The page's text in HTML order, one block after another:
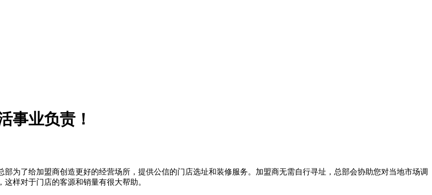
事业负责！
部为了给加盟商创造更好的经营场所，提供公信的门店选址和装修服务。加盟商无需自行寻址，总部会协助您对当地市场调
样对于门店的客源和销量有很大帮助。